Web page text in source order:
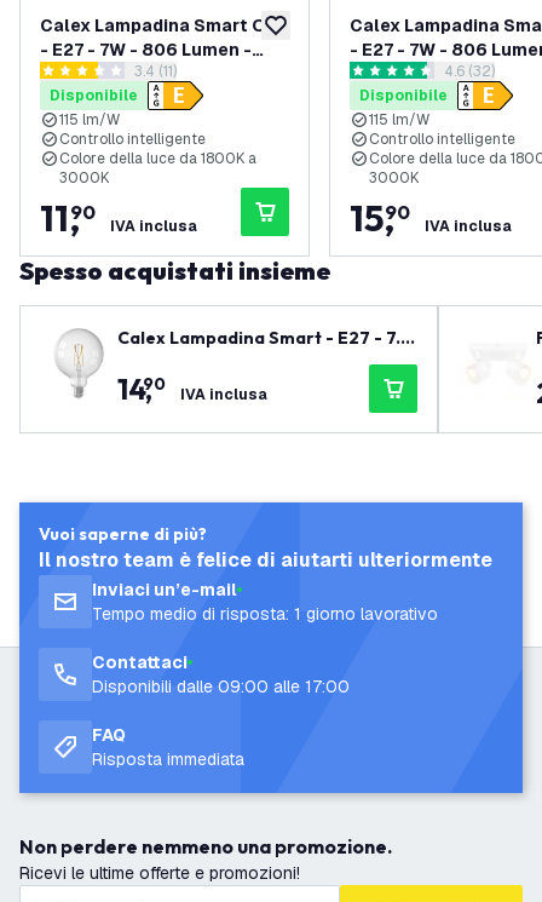
aggiungi alla lista desideri
Calex Lampadina Smart Oro
- E27 - 7W - 806 Lumen -
1800K - 3000Kapri il cassetto delle recensioni
3.4 stelle di valutazione
3.4 (11)
Disponibile
115 lm/W
Controllo intelligente
Colore della luce da 1800K a
3000K
11,
90
IVA inclusa
Calex Lampadina
- E27 - 7W - 806
1800K - 3000K
apri il
4.6 stelle di valutazione
4.6 (32)
Disponibile
115 lm/W
Controllo intelligente
Colore della luce da
3000K
15,
90
IVA inclusa
Spesso acquistati insieme
Calex Lampadina Smart - E27 - 7.5
W - 1055 Lumen - 1800K-3000K
14,
90 IVA inclusa
Vuoi saperne di più?
Il nostro team è felice di aiutarti ulteriormente
Inviaci un’e-mail
Tempo medio di risposta: 1 giorno lavorativo
Contattaci
Disponibili dalle 09:00 alle 17:00
FAQ
Risposta immediata
Non perdere nemmeno una promozione.
Ricevi le ultime offerte e promozioni!